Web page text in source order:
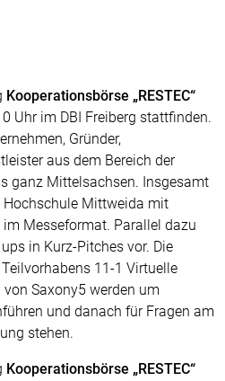
Kooperationsbörse „RESTEC“
Uhr im DBI Freiberg stattfinden.
Gründer,
aus dem Bereich der
ganz Mittelsachsen. Insgesamt
Hochschule Mittweida mit
Messeformat. Parallel dazu
in Kurz-Pitches vor. Die
11-1 Virtuelle
Saxony5 werden um
und danach für Fragen am
stehen.
Kooperationsbörse „RESTEC“